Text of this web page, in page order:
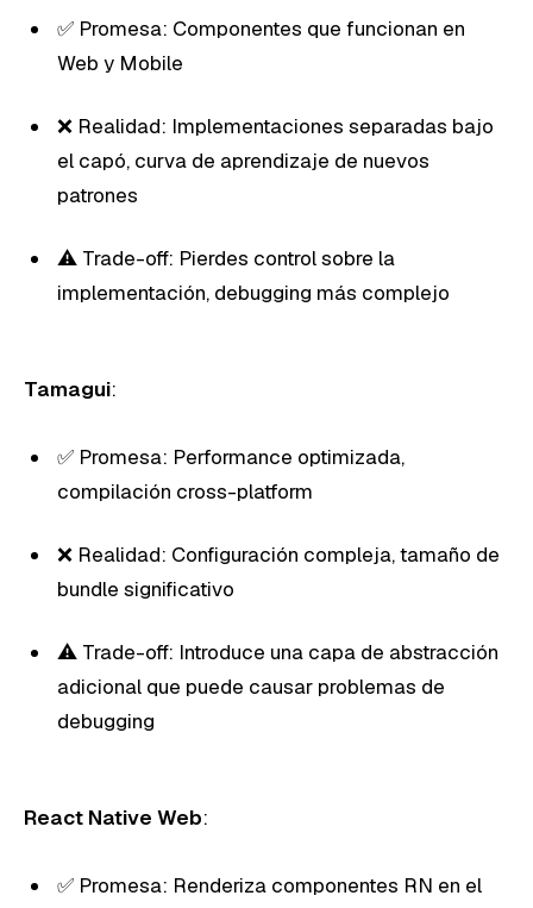
✅ Promesa: Componentes que funcionan en
Web y Mobile
❌ Realidad: Implementaciones separadas bajo
el capó, curva de aprendizaje de nuevos
patrones
⚠️ Trade-off: Pierdes control sobre la
implementación, debugging más complejo
Tamagui:
✅ Promesa: Performance optimizada,
compilación cross-platform
❌ Realidad: Configuración compleja, tamaño de
bundle significativo
⚠️ Trade-off: Introduce una capa de abstracción
adicional que puede causar problemas de
debugging
React Native Web:
✅ Promesa: Renderiza componentes RN en el